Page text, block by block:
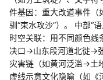
件基因：重大改道事件（
驯“束水攻沙”）。 中部“
时空关联：用不同颜色
决口→山东段河道北徙→
灾害链（如黄河泛滥→土
虚线示意文化隐喻（如《